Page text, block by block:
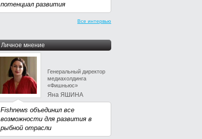
потенциал развития
Все интервью
Личное мнение
Генеральный директор
медиахолдинга
«Фишньюс»
Яна ЯШИНА
Fishnews объединил все
возможности для развития в
рыбной отрасли